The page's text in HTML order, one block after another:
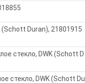
(Schott Duran), 21801915
стекло, DWK (Schott D
стекло, DWK (Schott Du